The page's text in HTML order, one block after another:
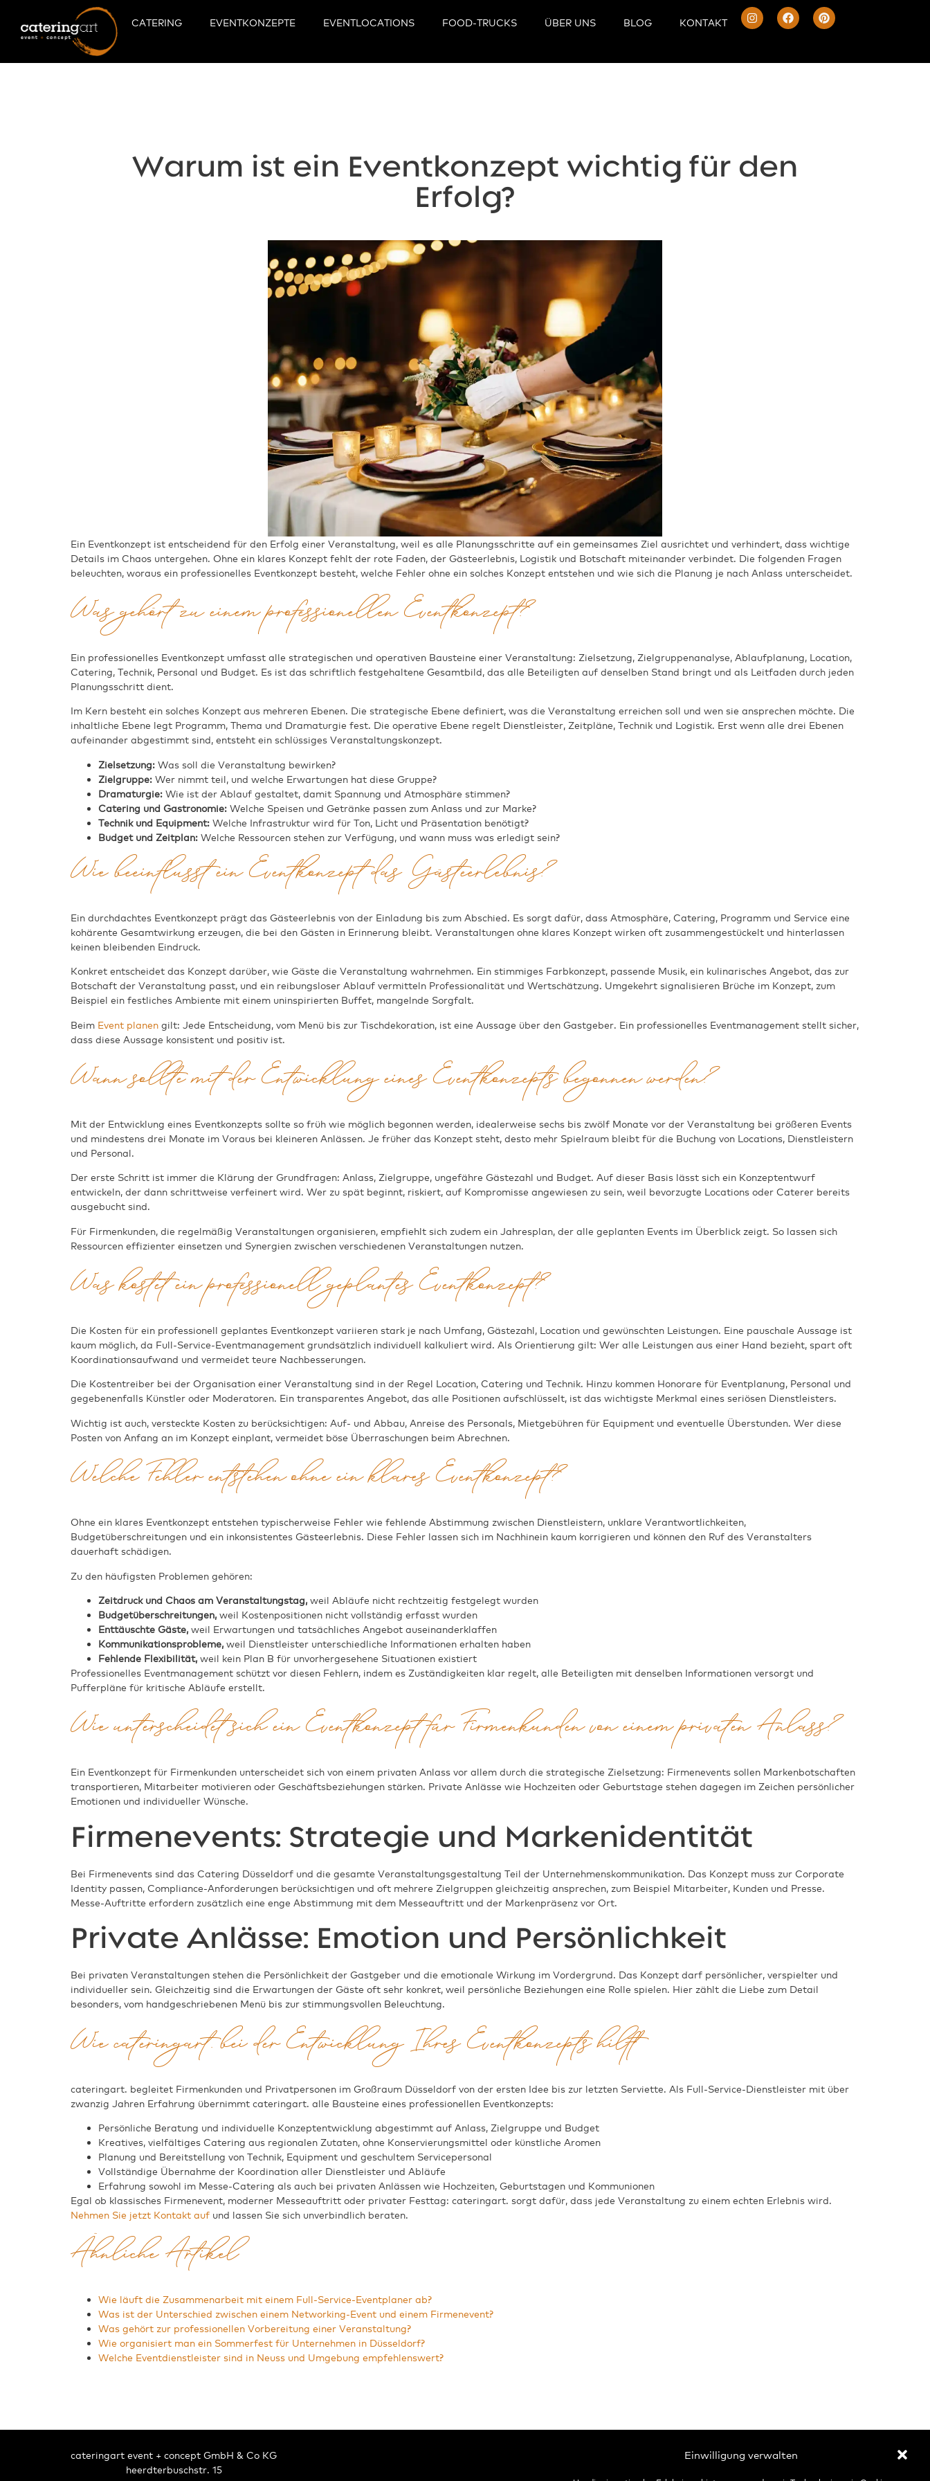
Einwilligung verwalten
CATERING EVENTKONZEPTE EVENTLOCATIONS FOOD-TRUCKS ÜBER UNS BLOG KONTAKT
Warum ist ein Eventkonzept wichtig für den
Erfolg?
Ein Eventkonzept ist entscheidend für den Erfolg einer Veranstaltung, weil es alle Planungsschritte auf ein gemeinsames Ziel ausrichtet und verhindert, dass wichtige
Details im Chaos untergehen. Ohne ein klares Konzept fehlt der rote Faden, der Gästeerlebnis, Logistik und Botschaft miteinander verbindet. Die folgenden Fragen
beleuchten, woraus ein professionelles Eventkonzept besteht, welche Fehler ohne ein solches Konzept entstehen und wie sich die Planung je nach Anlass unterscheidet.
Was gehört zu einem professionellen Eventkonzept?
Ein professionelles Eventkonzept umfasst alle strategischen und operativen Bausteine einer Veranstaltung: Zielsetzung, Zielgruppenanalyse, Ablaufplanung, Location,
Catering, Technik, Personal und Budget. Es ist das schriftlich festgehaltene Gesamtbild, das alle Beteiligten auf denselben Stand bringt und als Leitfaden durch jeden
Planungsschritt dient.
Im Kern besteht ein solches Konzept aus mehreren Ebenen. Die strategische Ebene definiert, was die Veranstaltung erreichen soll und wen sie ansprechen möchte. Die
inhaltliche Ebene legt Programm, Thema und Dramaturgie fest. Die operative Ebene regelt Dienstleister, Zeitpläne, Technik und Logistik. Erst wenn alle drei Ebenen
aufeinander abgestimmt sind, entsteht ein schlüssiges Veranstaltungskonzept.
Zielsetzung: Was soll die Veranstaltung bewirken?
Zielgruppe: Wer nimmt teil, und welche Erwartungen hat diese Gruppe?
Dramaturgie: Wie ist der Ablauf gestaltet, damit Spannung und Atmosphäre stimmen?
Catering und Gastronomie: Welche Speisen und Getränke passen zum Anlass und zur Marke?
Technik und Equipment: Welche Infrastruktur wird für Ton, Licht und Präsentation benötigt?
Budget und Zeitplan: Welche Ressourcen stehen zur Verfügung, und wann muss was erledigt sein?
Wie beeinflusst ein Eventkonzept das Gästeerlebnis?
Ein durchdachtes Eventkonzept prägt das Gästeerlebnis von der Einladung bis zum Abschied. Es sorgt dafür, dass Atmosphäre, Catering, Programm und Service eine
kohärente Gesamtwirkung erzeugen, die bei den Gästen in Erinnerung bleibt. Veranstaltungen ohne klares Konzept wirken oft zusammengestückelt und hinterlassen
keinen bleibenden Eindruck.
Konkret entscheidet das Konzept darüber, wie Gäste die Veranstaltung wahrnehmen. Ein stimmiges Farbkonzept, passende Musik, ein kulinarisches Angebot, das zur
Botschaft der Veranstaltung passt, und ein reibungsloser Ablauf vermitteln Professionalität und Wertschätzung. Umgekehrt signalisieren Brüche im Konzept, zum
Beispiel ein festliches Ambiente mit einem uninspirierten Buffet, mangelnde Sorgfalt.
Beim Event planen gilt: Jede Entscheidung, vom Menü bis zur Tischdekoration, ist eine Aussage über den Gastgeber. Ein professionelles Eventmanagement stellt sicher,
dass diese Aussage konsistent und positiv ist.
Wann sollte mit der Entwicklung eines Eventkonzepts begonnen werden?
Mit der Entwicklung eines Eventkonzepts sollte so früh wie möglich begonnen werden, idealerweise sechs bis zwölf Monate vor der Veranstaltung bei größeren Events
und mindestens drei Monate im Voraus bei kleineren Anlässen. Je früher das Konzept steht, desto mehr Spielraum bleibt für die Buchung von Locations, Dienstleistern
und Personal.
Der erste Schritt ist immer die Klärung der Grundfragen: Anlass, Zielgruppe, ungefähre Gästezahl und Budget. Auf dieser Basis lässt sich ein Konzeptentwurf
entwickeln, der dann schrittweise verfeinert wird. Wer zu spät beginnt, riskiert, auf Kompromisse angewiesen zu sein, weil bevorzugte Locations oder Caterer bereits
ausgebucht sind.
Für Firmenkunden, die regelmäßig Veranstaltungen organisieren, empfiehlt sich zudem ein Jahresplan, der alle geplanten Events im Überblick zeigt. So lassen sich
Ressourcen effizienter einsetzen und Synergien zwischen verschiedenen Veranstaltungen nutzen.
Was kostet ein professionell geplantes Eventkonzept?
Die Kosten für ein professionell geplantes Eventkonzept variieren stark je nach Umfang, Gästezahl, Location und gewünschten Leistungen. Eine pauschale Aussage ist
kaum möglich, da Full-Service-Eventmanagement grundsätzlich individuell kalkuliert wird. Als Orientierung gilt: Wer alle Leistungen aus einer Hand bezieht, spart oft
Koordinationsaufwand und vermeidet teure Nachbesserungen.
Die Kostentreiber bei der Organisation einer Veranstaltung sind in der Regel Location, Catering und Technik. Hinzu kommen Honorare für Eventplanung, Personal und
gegebenenfalls Künstler oder Moderatoren. Ein transparentes Angebot, das alle Positionen aufschlüsselt, ist das wichtigste Merkmal eines seriösen Dienstleisters.
Wichtig ist auch, versteckte Kosten zu berücksichtigen: Auf- und Abbau, Anreise des Personals, Mietgebühren für Equipment und eventuelle Überstunden. Wer diese
Posten von Anfang an im Konzept einplant, vermeidet böse Überraschungen beim Abrechnen.
Welche Fehler entstehen ohne ein klares Eventkonzept?
Ohne ein klares Eventkonzept entstehen typischerweise Fehler wie fehlende Abstimmung zwischen Dienstleistern, unklare Verantwortlichkeiten,
Budgetüberschreitungen und ein inkonsistentes Gästeerlebnis. Diese Fehler lassen sich im Nachhinein kaum korrigieren und können den Ruf des Veranstalters
dauerhaft schädigen.
Zu den häufigsten Problemen gehören:
Zeitdruck und Chaos am Veranstaltungstag, weil Abläufe nicht rechtzeitig festgelegt wurden
Budgetüberschreitungen, weil Kostenpositionen nicht vollständig erfasst wurden
Enttäuschte Gäste, weil Erwartungen und tatsächliches Angebot auseinanderklaffen
Kommunikationsprobleme, weil Dienstleister unterschiedliche Informationen erhalten haben
Fehlende Flexibilität, weil kein Plan B für unvorhergesehene Situationen existiert
Professionelles Eventmanagement schützt vor diesen Fehlern, indem es Zuständigkeiten klar regelt, alle Beteiligten mit denselben Informationen versorgt und
Pufferpläne für kritische Abläufe erstellt.
Wie unterscheidet sich ein Eventkonzept für Firmenkunden von einem privaten Anlass?
Ein Eventkonzept für Firmenkunden unterscheidet sich von einem privaten Anlass vor allem durch die strategische Zielsetzung: Firmenevents sollen Markenbotschaften
transportieren, Mitarbeiter motivieren oder Geschäftsbeziehungen stärken. Private Anlässe wie Hochzeiten oder Geburtstage stehen dagegen im Zeichen persönlicher
Emotionen und individueller Wünsche.
Firmenevents: Strategie und Markenidentität
Bei Firmenevents sind das Catering Düsseldorf und die gesamte Veranstaltungsgestaltung Teil der Unternehmenskommunikation. Das Konzept muss zur Corporate
Identity passen, Compliance-Anforderungen berücksichtigen und oft mehrere Zielgruppen gleichzeitig ansprechen, zum Beispiel Mitarbeiter, Kunden und Presse.
Messe-Auftritte erfordern zusätzlich eine enge Abstimmung mit dem Messeauftritt und der Markenpräsenz vor Ort.
Private Anlässe: Emotion und Persönlichkeit
Bei privaten Veranstaltungen stehen die Persönlichkeit der Gastgeber und die emotionale Wirkung im Vordergrund. Das Konzept darf persönlicher, verspielter und
individueller sein. Gleichzeitig sind die Erwartungen der Gäste oft sehr konkret, weil persönliche Beziehungen eine Rolle spielen. Hier zählt die Liebe zum Detail
besonders, vom handgeschriebenen Menü bis zur stimmungsvollen Beleuchtung.
Wie cateringart. bei der Entwicklung Ihres Eventkonzepts hilft
cateringart. begleitet Firmenkunden und Privatpersonen im Großraum Düsseldorf von der ersten Idee bis zur letzten Serviette. Als Full-Service-Dienstleister mit über
zwanzig Jahren Erfahrung übernimmt cateringart. alle Bausteine eines professionellen Eventkonzepts:
Persönliche Beratung und individuelle Konzeptentwicklung abgestimmt auf Anlass, Zielgruppe und Budget
Kreatives, vielfältiges Catering aus regionalen Zutaten, ohne Konservierungsmittel oder künstliche Aromen
Planung und Bereitstellung von Technik, Equipment und geschultem Servicepersonal
Vollständige Übernahme der Koordination aller Dienstleister und Abläufe
Erfahrung sowohl im Messe-Catering als auch bei privaten Anlässen wie Hochzeiten, Geburtstagen und Kommunionen
Egal ob klassisches Firmenevent, moderner Messeauftritt oder privater Festtag: cateringart. sorgt dafür, dass jede Veranstaltung zu einem echten Erlebnis wird.
Nehmen Sie jetzt Kontakt auf und lassen Sie sich unverbindlich beraten.
Ähnliche Artikel
Wie läuft die Zusammenarbeit mit einem Full-Service-Eventplaner ab?
Was ist der Unterschied zwischen einem Networking-Event und einem Firmenevent?
Was gehört zur professionellen Vorbereitung einer Veranstaltung?
Wie organisiert man ein Sommerfest für Unternehmen in Düsseldorf?
Welche Eventdienstleister sind in Neuss und Umgebung empfehlenswert?
cateringart event + concept GmbH & Co KG
heerdterbuschstr. 15